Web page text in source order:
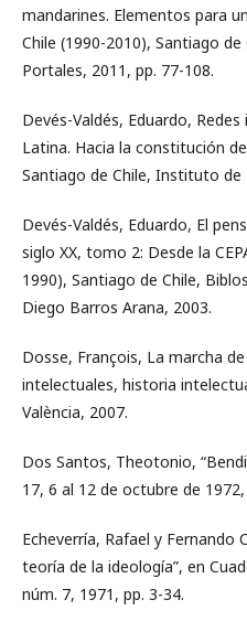
mandarines. Elementos para
Chile (1990-2010), Santiago
Portales, 2011, pp. 77-108.
Devés-Valdés, Eduardo,
Latina. Hacia la constitución
Santiago de Chile, Instituto de
Devés-Valdés, Eduardo, El
siglo XX, tomo 2: Desde la
1990), Santiago de Chile,
Diego Barros Arana, 2003.
Dosse, François, La marcha
intelectuales, historia
València, 2007.
Dos Santos, Theotonio,
17, 6 al 12 de octubre de 1972,
Echeverría, Rafael y Fernando
teoría de la ideología”, en
núm. 7, 1971, pp. 3-34.